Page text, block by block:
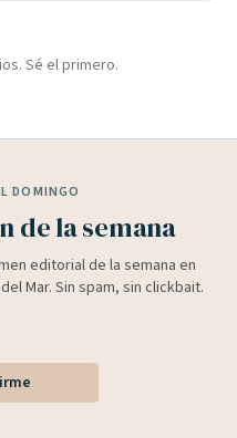
Sé el primero.
DOMINGO
de la semana
editorial de la semana en
Mar. Sin spam, sin clickbait.